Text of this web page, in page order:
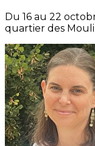
Du 16 au 22
quartier des